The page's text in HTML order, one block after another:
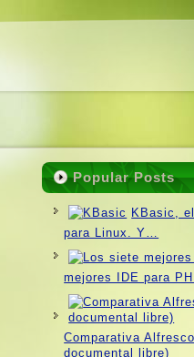
Popular Posts
KBasic,
para Linux. Y…
mejores IDE para
Comparativa
documental libre)